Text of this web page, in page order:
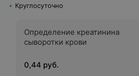
Круглосуточно
Определение креатинина
сыворотки крови
0,44 руб.